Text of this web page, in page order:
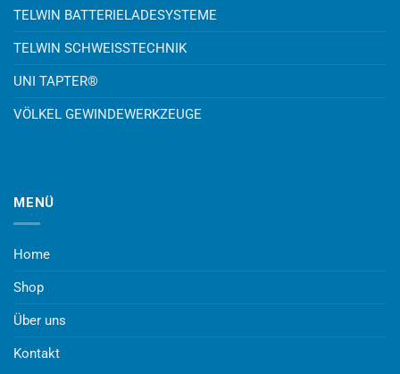
TELWIN BATTERIELADESYSTEME
TELWIN SCHWEISSTECHNIK
UNI TAPTER®
VÖLKEL GEWINDEWERKZEUGE
MENÜ
Home
Shop
Über uns
Kontakt